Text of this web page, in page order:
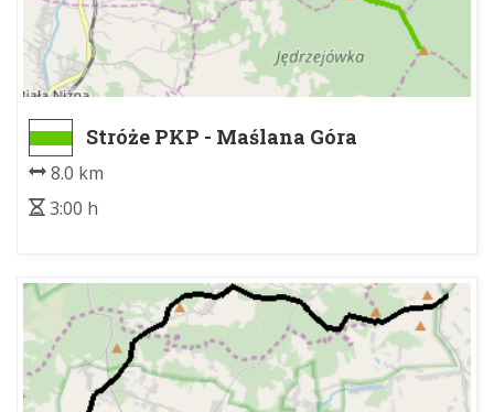
Stróże PKP - Maślana Góra
8.0 km
3:00 h